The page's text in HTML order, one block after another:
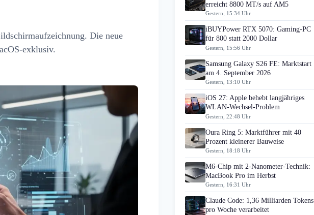
Die neue
exklusiv.
erreicht 8800 MT/s auf AM5
Gestern, 15:34 Uhr
iBUYPower RTX 5070: Gaming-PC
für 800 statt 2000 Dollar
Gestern, 15:56 Uhr
Samsung Galaxy S26 FE: Marktstart
am 4. September 2026
Gestern, 13:10 Uhr
iOS 27: Apple behebt langjähriges
WLAN-Wechsel-Problem
Gestern, 22:48 Uhr
Oura Ring 5: Marktführer mit 40
Prozent kleinerer Bauweise
Gestern, 18:18 Uhr
M6-Chip mit 2-Nanometer-Technik:
MacBook Pro im Herbst
Gestern, 16:31 Uhr
Claude Code: 1,36 Milliarden Tokens
pro Woche verarbeitet